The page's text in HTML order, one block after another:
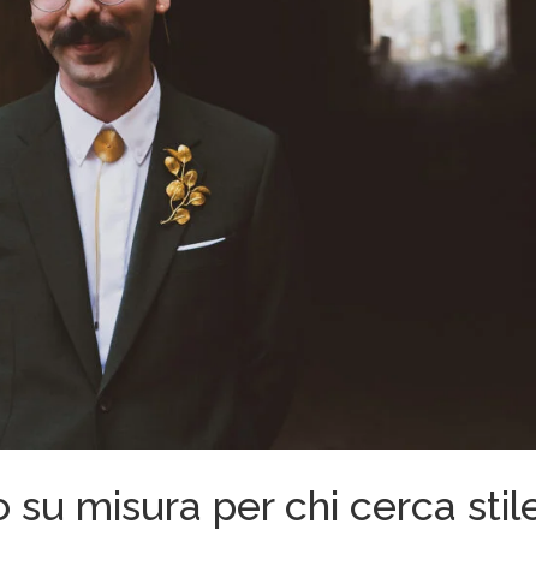
su misura per chi cerca